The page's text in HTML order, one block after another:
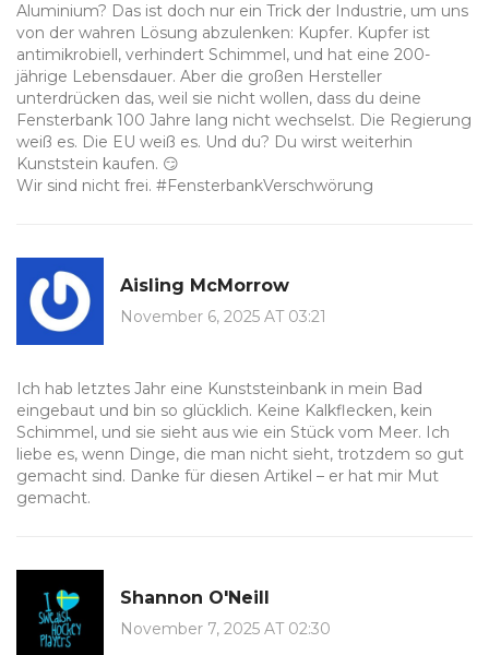
Aluminium? Das ist doch nur ein Trick der Industrie, um uns
von der wahren Lösung abzulenken: Kupfer. Kupfer ist
antimikrobiell, verhindert Schimmel, und hat eine 200-
jährige Lebensdauer. Aber die großen Hersteller
unterdrücken das, weil sie nicht wollen, dass du deine
Fensterbank 100 Jahre lang nicht wechselst. Die Regierung
weiß es. Die EU weiß es. Und du? Du wirst weiterhin
Kunststein kaufen. 😏
Wir sind nicht frei. #FensterbankVerschwörung
Aisling McMorrow
November 6, 2025 AT 03:21
Ich hab letztes Jahr eine Kunststeinbank in mein Bad
eingebaut und bin so glücklich. Keine Kalkflecken, kein
Schimmel, und sie sieht aus wie ein Stück vom Meer. Ich
liebe es, wenn Dinge, die man nicht sieht, trotzdem so gut
gemacht sind. Danke für diesen Artikel – er hat mir Mut
gemacht.
Shannon O'Neill
November 7, 2025 AT 02:30